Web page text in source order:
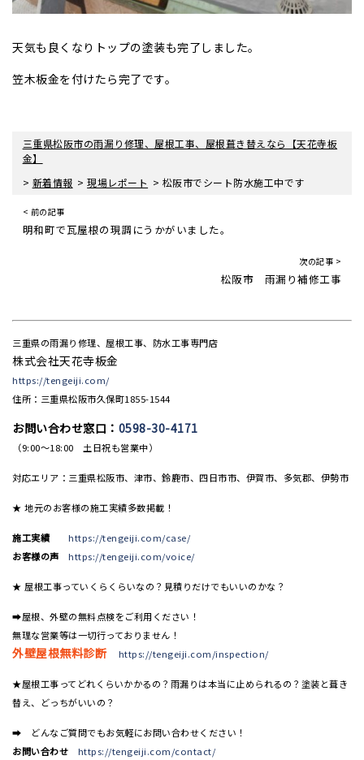
天気も良くなりトップの塗装も完了しました。
笠木板金を付けたら完了です。
三重県松阪市の雨漏り修理、屋根工事、屋根葺き替えなら【天花寺板
金】
> 新着情報 >現場レポート > 松阪市でシート防水施工中です
< 前の記事
明和町で瓦屋根の現調にうかがいました。
次の記事 >
松阪市 雨漏り補修工事
三重県の雨漏り修理、屋根工事、防水工事専門店
株式会社天花寺板金
https://tengeiji.com/
住所：三重県松阪市久保町1855-1544
お問い合わせ窓口： 0598-30-4171
（9:00〜18:00 土日祝も営業中）
対応エリア：三重県松阪市、津市、鈴鹿市、四日市市、伊賀市、多気郡、伊勢市
★ 地元のお客様の施工実績多数掲載！
施工実績
https://tengeiji.com/case/
お客様の声
https://tengeiji.com/voice/
★ 屋根工事っていくらくらいなの？見積りだけでもいいのかな？
➡屋根、外壁の無料点検をご利用ください！
無理な営業等は一切行っておりません！
外壁屋根無料診断 https://tengeiji.com/inspection/
★屋根工事ってどれくらいかかるの？雨漏りは本当に止められるの？塗装と葺き
替え、どっちがいいの？
➡ どんなご質問でもお気軽にお問い合わせください！
お問い合わせ
https://tengeiji.com/contact/